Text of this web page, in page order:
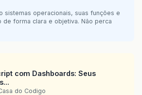
sistemas operacionais, suas funções e
de forma clara e objetiva. Não perca
com Dashboards: Seus
do Codigo